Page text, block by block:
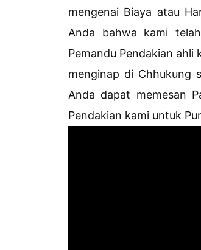
mengenai Biaya atau
Anda bahwa kami
Pemandu Pendakian ahli
menginap di Chhukung
Anda dapat memesan
Pendakian kami untuk